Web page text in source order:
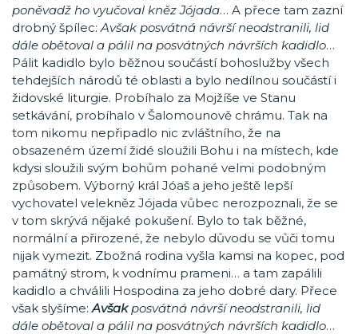
poněvadž ho vyučoval kněz Jójada… A přece tam zazní
drobný špílec:Avšak posvátná návrší neodstranili, lid
dále obětoval a pálil na posvátných návrších kadidlo…
Pálit kadidlo bylo běžnou součástí bohoslužby všech
tehdejších národů té oblasti a bylo nedílnou součástí i
židovské liturgie. Probíhalo za Mojžíše ve Stanu
setkávání, probíhalo v Šalomounově chrámu. Tak na
tom nikomu nepřipadlo nic zvláštního, že na
obsazeném území židé sloužili Bohu i na místech, kde
kdysi sloužili svým bohům pohané velmi podobným
způsobem. Výborný král Jóaš a jeho ještě lepší
vychovatel velekněz Jójada vůbec nerozpoznali, že se
v tom skrývá nějaké pokušení. Bylo to tak běžné,
normální a přirozené, že nebylo důvodu se vůči tomu
nijak vymezit. Zbožná rodina vyšla kamsi na kopec, pod
památný strom, k vodnímu prameni… a tam zapálili
kadidlo a chválili Hospodina za jeho dobré dary. Přece
však slyšíme:Avšakposvátná návrší neodstranili, lid
dále obětoval a pálil na posvátných návrších kadidlo…